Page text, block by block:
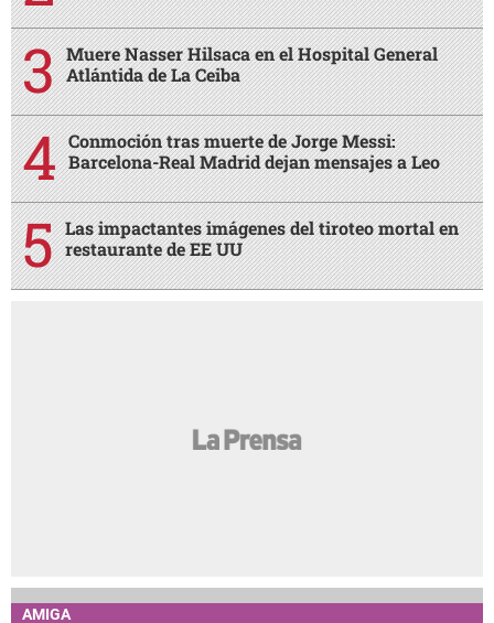
Muere Nasser Hilsaca en el Hospital General
Atlántida de La Ceiba
Conmoción tras muerte de Jorge Messi:
Barcelona-Real Madrid dejan mensajes a Leo
Las impactantes imágenes del tiroteo mortal en
restaurante de EE UU
AMIGA